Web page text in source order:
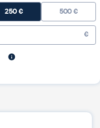
250€ 500 €
€